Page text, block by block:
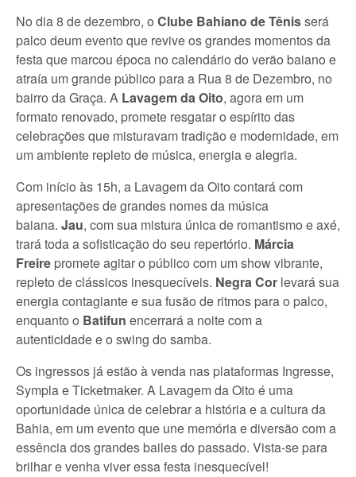
No dia 8 de dezembro, o Clube Bahiano de Tênisserá
palco deum evento que revive os grandes momentos da
festa que marcou época no calendário do verão baiano e
atraía um grande público para a Rua 8 de Dezembro, no
bairro da Graça. A Lavagem da Oito, agora em um
formato renovado, promete resgatar o espírito das
celebrações que misturavam tradição e modernidade, em
um ambiente repleto de música, energia e alegria.
Com início às 15h, a Lavagem da Oito contará com
apresentações de grandes nomes da música
baiana. Jau, com sua mistura única de romantismo e axé,
trará toda a sofisticação do seu repertório. Márcia
Freire promete agitar o público com um show vibrante,
repleto de clássicos inesquecíveis. Negra Cor levará sua
energia contagiante e sua fusão de ritmos para o palco,
enquanto o Batifun encerrará a noite com a
autenticidade e o swing do samba.
Os ingressos já estão à venda nas plataformas Ingresse,
Sympla e Ticketmaker. A Lavagem da Oito é uma
oportunidade única de celebrar a história e a cultura da
Bahia, em um evento que une memória e diversão com a
essência dos grandes bailes do passado. Vista-se para
brilhar e venha viver essa festa inesquecível!